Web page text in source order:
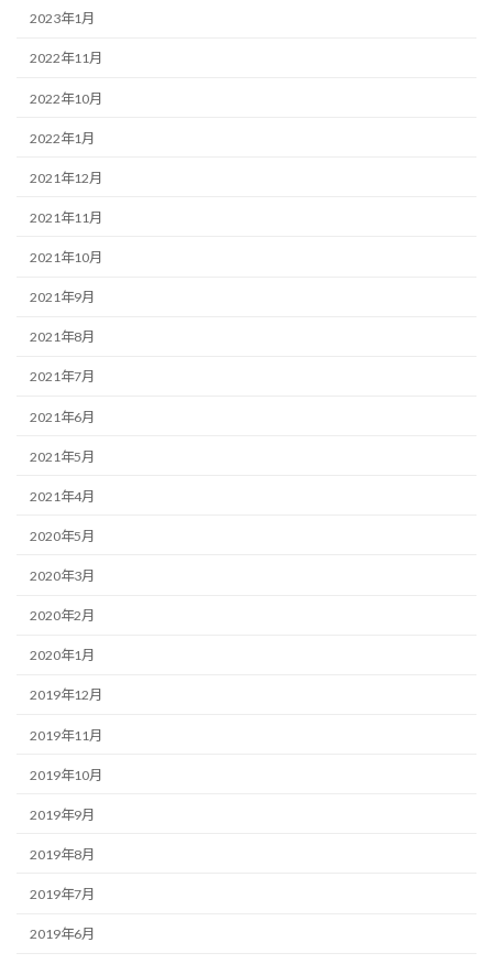
2023年1月
2022年11月
2022年10月
2022年1月
2021年12月
2021年11月
2021年10月
2021年9月
2021年8月
2021年7月
2021年6月
2021年5月
2021年4月
2020年5月
2020年3月
2020年2月
2020年1月
2019年12月
2019年11月
2019年10月
2019年9月
2019年8月
2019年7月
2019年6月